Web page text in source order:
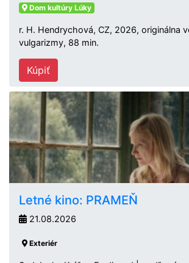
Dom kultúry Lúky
r. H. Hendrychová, CZ, 2026, originálna
vulgarizmy, 88 min.
Kúpiť
Letné kino: PRAMEŇ
21.08.2026
Exteriér